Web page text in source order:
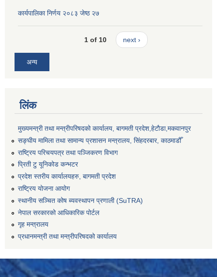
कार्यपालिका निर्णय २०८३ जेष्ठ २७
1 of 10 next ›
अन्य
लिंक
मुख्यमन्त्री तथा मन्त्रीपरिषदको कार्यालय, बागमती प्रदेश,हेटाैडा,मकवानपुर
सङ्‍घीय मामिला तथा सामान्य प्रशासन मन्त्रालय, सिंहदरबार, काठमाडौँ
राष्ट्रिय परिचयपत्र तथा पञ्जिकरण विभाग
प्रिती टु यूनिकोड कन्भटर
प्रदेश स्तरीय कार्यालयहरु, बागमती प्रदेश
राष्ट्रिय योजना आयोग
स्थानीय सञ्चित कोष ब्यवस्थापन प्रणाली (SuTRA)
नेपाल सरकारको आधिकारिक पोर्टल
गृह मन्त्रालय
प्रधानमन्त्री तथा मन्त्रीपरिषदको कार्यालय